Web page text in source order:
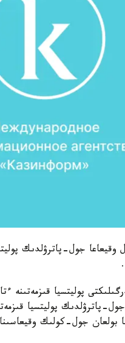
وقيعاعا جول-پاترۋلدىك
پوليتسيا قىزمەتىنە
پاترۋلدىك پوليتسيا
بولعان جول-كولىك